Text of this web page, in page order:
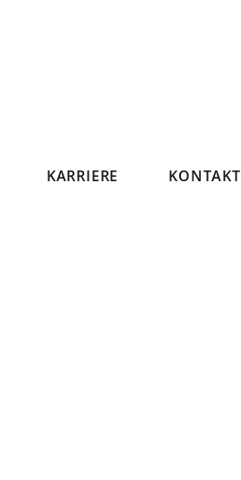
KARRIERE KONTAKT